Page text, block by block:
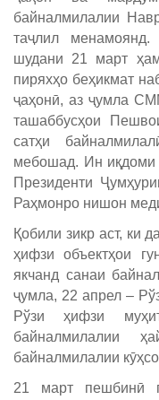
байналмилалии
таҷлил
шудани 21 март
пиряхҳо беҳикмат
ҷаҳонӣ, аз ҷумла
ташаббусҳои
сатҳи
мебошад. Ин
Президенти
Раҳмонро нишон
Қобили зикр аст, ки
ҳифзи объектҳои
якчанд санаи
ҷумла, 22 апрел –
Рўзи ҳифзи
байналмилалии
байналмилалии
21 март пешбинӣ